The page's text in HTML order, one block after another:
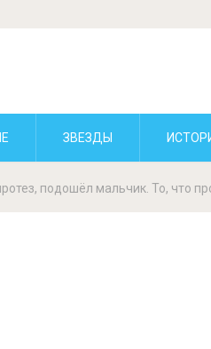
ЗВЕЗДЫ
подошёл мальчик. То, что